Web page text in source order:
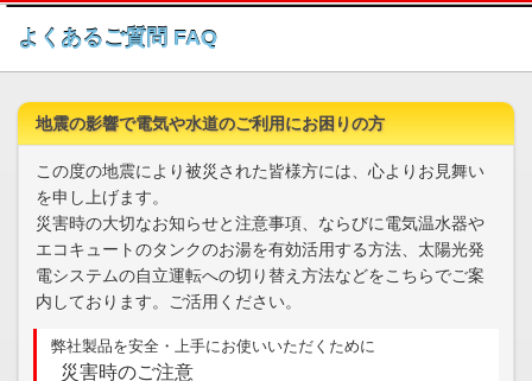
このページの本文へ
よくあるご質問 FAQ
地震の影響で電気や水道のご利用にお困りの方
この度の地震により被災された皆様方には、心よりお見舞い
を申し上げます。
災害時の大切なお知らせと注意事項、ならびに電気温水器や
エコキュートのタンクのお湯を有効活用する方法、太陽光発
電システムの自立運転への切り替え方法などをこちらでご案
内しております。ご活用ください。
弊社製品を安全・上手にお使いいただくために
災害時のご注意